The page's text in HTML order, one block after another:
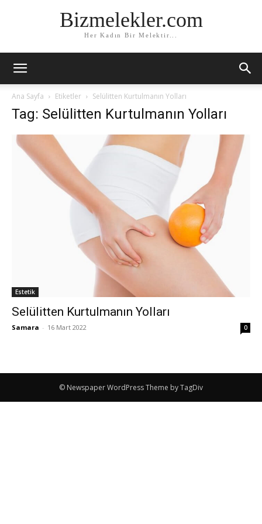
Bizmelekler.com
Her Kadın Bir Melektir...
Ana Sayfa Etiketler Selülitten Kurtulmanın Yolları
Tag: Selülitten Kurtulmanın Yolları
Estetik
Selülitten Kurtulmanın Yolları
Samara - 16 Mart 2022 0
© Newspaper WordPress Theme by TagDiv